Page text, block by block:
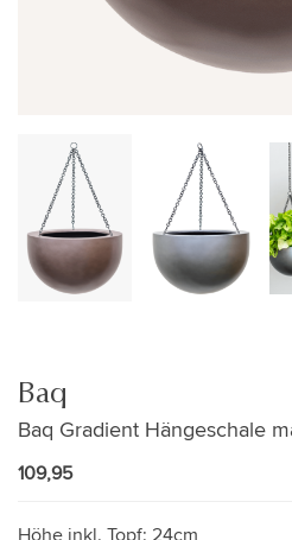
Baq
Baq Gradient Hängeschale
109,95
Höhe inkl. Topf: 24cm